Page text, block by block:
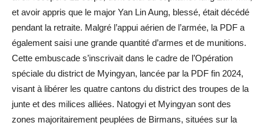
et avoir appris que le major Yan Lin Aung, blessé, était décédé
pendant la retraite. Malgré l’appui aérien de l’armée, la PDF a
également saisi une grande quantité d’armes et de munitions.
Cette embuscade s’inscrivait dans le cadre de l’Opération
spéciale du district de Myingyan, lancée par la PDF fin 2024,
visant à libérer les quatre cantons du district des troupes de la
junte et des milices alliées. Natogyi et Myingyan sont des
zones majoritairement peuplées de Birmans, situées sur la